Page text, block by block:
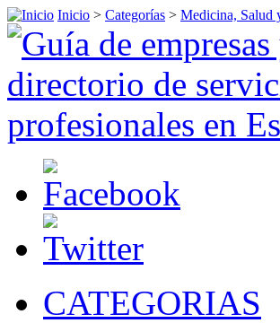
Inicio > Categorías > Medicina, Salud
CATEGORIAS